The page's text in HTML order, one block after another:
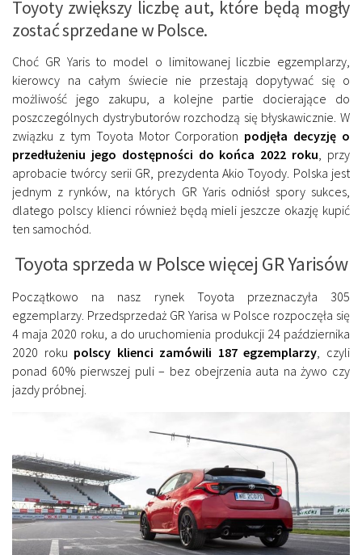
Toyoty zwiększy liczbę aut, które będą mogły
zostać sprzedane w Polsce.
Choć GR Yaris to model o limitowanej liczbie egzemplarzy,
kierowcy na całym świecie nie przestają dopytywać się o
możliwość jego zakupu, a kolejne partie docierające do
poszczególnych dystrybutorów rozchodzą się błyskawicznie. W
związku z tym Toyota Motor Corporation podjęła decyzję o
przedłużeniu jego dostępności do końca 2022 roku , przy
aprobacie twórcy serii GR, prezydenta Akio Toyody. Polska jest
jednym z rynków, na których GR Yaris odniósł spory sukces,
dlatego polscy klienci również będą mieli jeszcze okazję kupić
ten samochód.
Toyota sprzeda w Polsce więcej GR Yarisów
Początkowo na nasz rynek Toyota przeznaczyła 305
egzemplarzy. Przedsprzedaż GR Yarisa w Polsce rozpoczęła się
4 maja 2020 roku, a do uruchomienia produkcji 24 października
2020 roku polscy klienci zamówili 187 egzemplarzy , czyli
ponad 60% pierwszej puli – bez obejrzenia auta na żywo czy
jazdy próbnej.